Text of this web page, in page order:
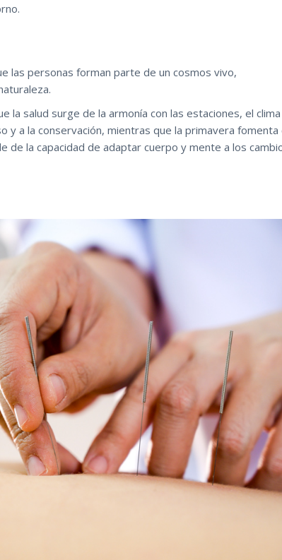
las personas forman parte de un cosmos vivo,
la salud surge de la armonía con las estaciones, el
y a la conservación, mientras que la primavera fomenta
de la capacidad de adaptar cuerpo y mente a los